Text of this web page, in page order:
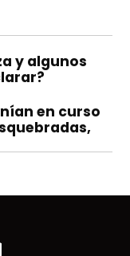
y algunos
en curso